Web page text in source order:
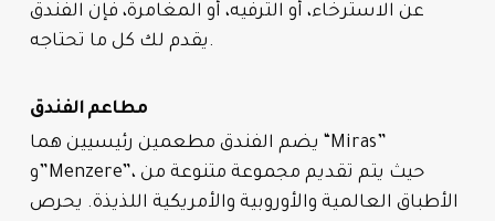
عن الاسترخاء، أو الترفيه، أو المغامرة، فإن الفندق
يقدم لك كل ما تحتاجه.
مطاعم الفندق
يضم الفندق مطعمين رئيسيين هما “Miras”
و”Menzere”، حيث يتم تقديم مجموعة متنوعة من
الأطباق العالمية والأوروبية والأمريكية اللذيذة. يحرص